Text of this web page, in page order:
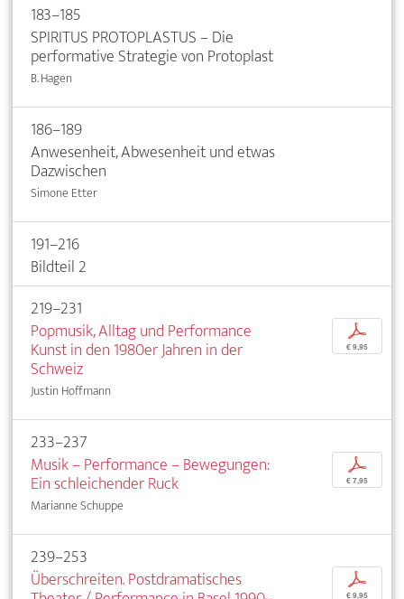
183–185
SPIRITUS PROTOPLASTUS – Die
performative Strategie von Protoplast
B. Hagen
186–189
Anwesenheit, Abwesenheit und etwas
Dazwischen
Simone Etter
191–216
Bildteil 2
219–231
Popmusik, Alltag und Performance
Kunst in den 1980er Jahren in der
Schweiz
Justin Hoffmann
p
€ 9,95
233–237
Musik – Performance – Bewegungen:
Ein schleichender Ruck
Marianne Schuppe
p
€ 7,95
239–253
Überschreiten. Postdramatisches
p
€ 9,95